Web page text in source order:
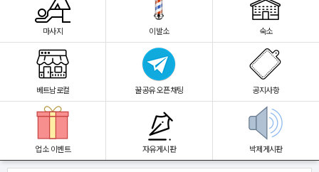
마사지 이발소 숙소
베트남로컬 꿀공유 오픈채팅 공지사항
업소 이벤트 자유게시판 박제게시판